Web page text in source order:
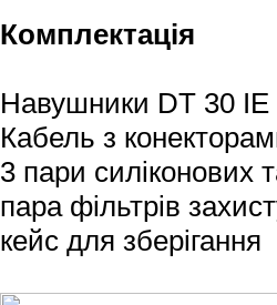
Комплектація
Навушники DT 30 IE
Кабель з
3 пари силіконових
пара фільтрів
кейс для зберігання